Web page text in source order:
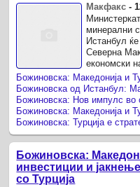
Макфакс -
минерални
Истанбул
Северна
економски
на
Божиновска:
инвестиции и
со Турција